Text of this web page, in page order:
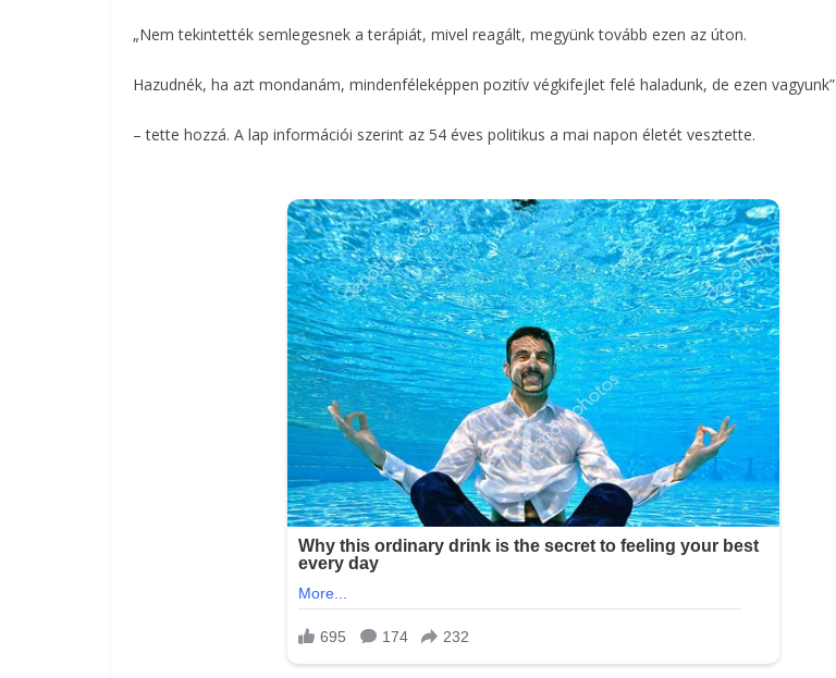
„Nem tekintették semlegesnek a terápiát, mivel reagált, megyünk tovább ezen az úton.
Hazudnék, ha azt mondanám, mindenféleképpen pozitív végkifejlet felé haladunk, de ezen vagyunk”
– tette hozzá. A lap információi szerint az 54 éves politikus a mai napon életét vesztette.